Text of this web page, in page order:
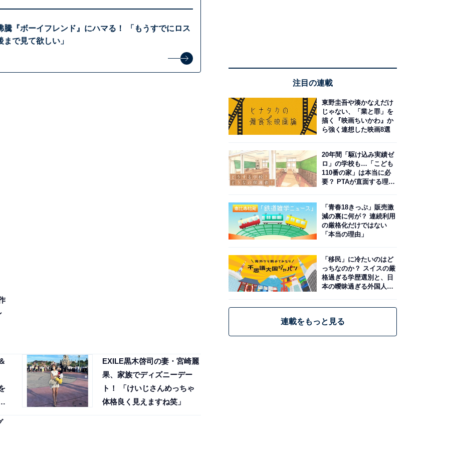
騰『ボーイフレンド』にハマる！ 「もうすでにロス
で見て欲しい」
EXILE黒木啓司の妻・宮崎麗
果、家族でディズニーデー
ト！ 「けいじさんめっちゃ
体格良く見えますね笑」
注目の連載
東野圭吾や湊かなえだけ
じゃない、「業と罪」を
描く『映画ちいかわ』か
ら強く連想した映画8選
20年間「駆け込み実績ゼ
ロ」の学校も…「こども
110番の家」は本当に必
要？ PTAが直面する理想
「青春18きっぷ」販売激
減の裏に何が？ 連続利用
の厳格化だけではない
「本当の理由」
「移民」に冷たいのはど
っちなのか？ スイスの厳
格過ぎる学歴選別と、日
本の曖昧過ぎる外国人政
連載をもっと見る